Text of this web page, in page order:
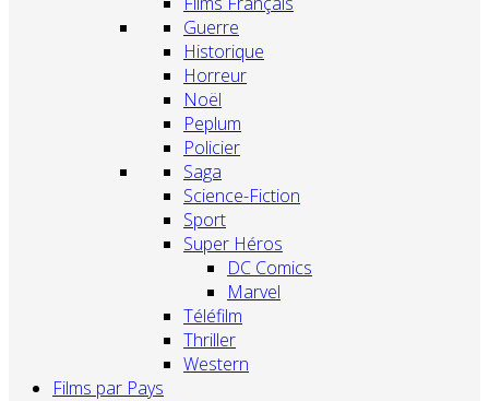
Guerre
Historique
Horreur
Noël
Peplum
Policier
Saga
Science-Fiction
Sport
Super Héros
DC Comics
Marvel
Téléfilm
Thriller
Western
Films par Pays